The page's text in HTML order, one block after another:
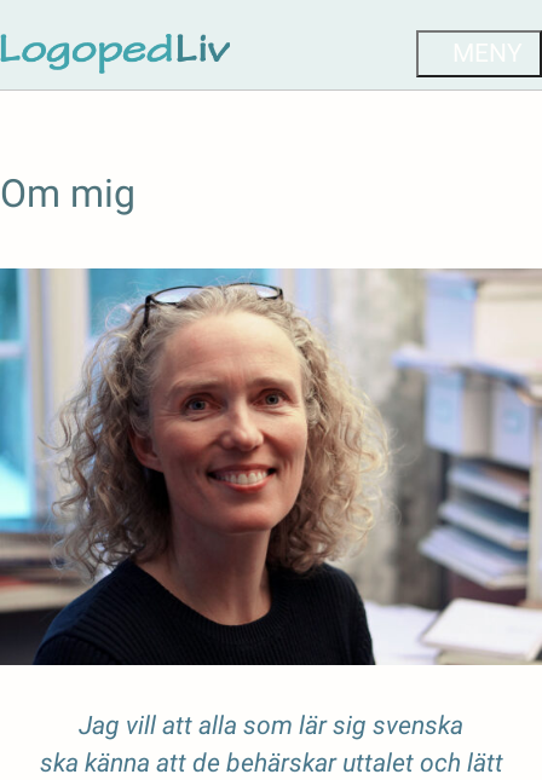
Om mig
Jag vill att alla som lär sig svenska
ska känna att de behärskar uttalet och lätt